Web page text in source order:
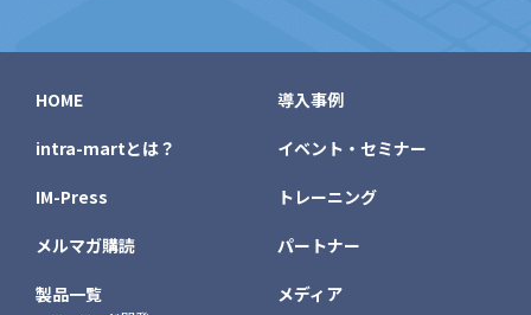
HOME
intra-martとは？
IM-Press
メルマガ購読
製品一覧
導入事例
イベント・セミナー
トレーニング
パートナー
メディア